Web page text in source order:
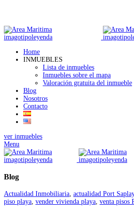
Home
INMUEBLES
Lista de inmuebles
Inmuebles sobre el mapa
Valoración gratuita del inmueble
Blog
Nosotros
Contacto
ver inmuebles
Menu
Blog
Actualidad Inmobiliaria actualidad Port
piso playa vender vivienda playa venta pisos